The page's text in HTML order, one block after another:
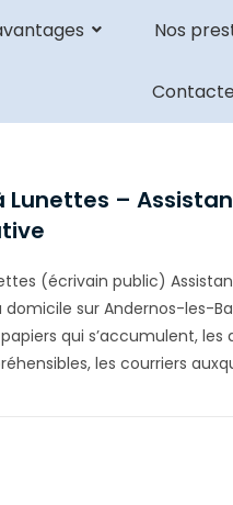
Nos
Lunettes –
(écrivain public)
sur Andernos-les-
qui s’accumulent, les
les courriers